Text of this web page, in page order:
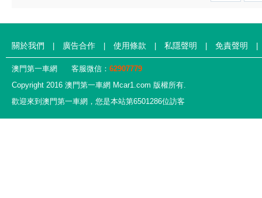
關於我們 廣告合作 使用條款 私隱聲明 免責聲明
澳門第一車網 客服微信： 62907779
Copyright 2016 澳門第一車網 Mcar1.com 版權所有.
歡迎來到澳門第一車網，您是本站第6501286位訪客